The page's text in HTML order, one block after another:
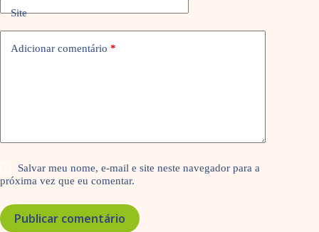
Site
Adicionar comentário *
Salvar meu nome, e-mail e site neste navegador para a
próxima vez que eu comentar.
Publicar comentário